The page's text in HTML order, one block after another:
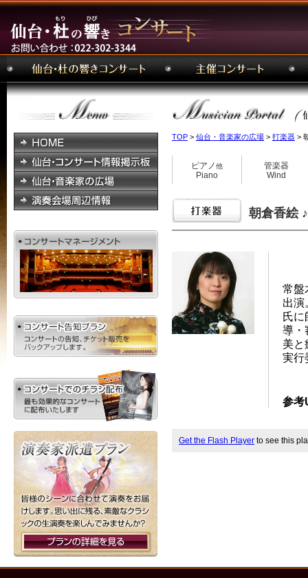
TOP > 仙台・音楽家の広場 > 打楽器 >
ピアノ他
Piano
管楽器
Wind
朝倉香絵
常盤
出演
氏に
導・
美と
実行
参考
Get the Flash Player to see this